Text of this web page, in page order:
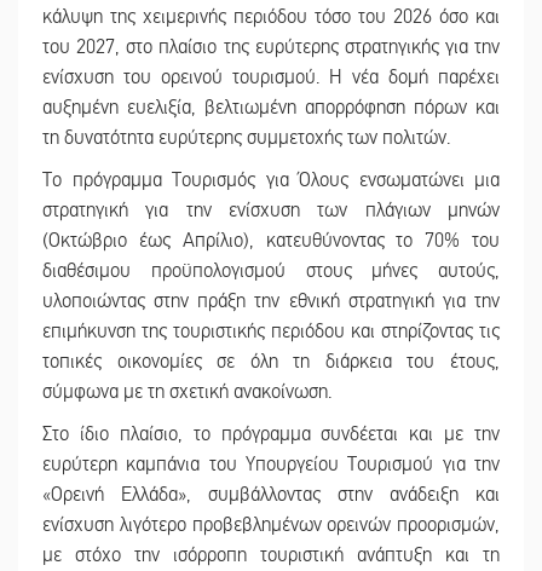
κάλυψη της χειμερινής περιόδου τόσο του 2026 όσο και
του 2027, στο πλαίσιο της ευρύτερης στρατηγικής για την
ενίσχυση του ορεινού τουρισμού. Η νέα δομή παρέχει
αυξημένη ευελιξία, βελτιωμένη απορρόφηση πόρων και
τη δυνατότητα ευρύτερης συμμετοχής των πολιτών.
Το πρόγραμμα Τουρισμός για Όλους ενσωματώνει μια
στρατηγική για την ενίσχυση των πλάγιων μηνών
(Οκτώβριο έως Απρίλιο), κατευθύνοντας το 70% του
διαθέσιμου προϋπολογισμού στους μήνες αυτούς,
υλοποιώντας στην πράξη την εθνική στρατηγική για την
επιμήκυνση της τουριστικής περιόδου και στηρίζοντας τις
τοπικές οικονομίες σε όλη τη διάρκεια του έτους,
σύμφωνα με τη σχετική ανακοίνωση.
Στο ίδιο πλαίσιο, το πρόγραμμα συνδέεται και με την
ευρύτερη καμπάνια του Υπουργείου Τουρισμού για την
«Ορεινή Ελλάδα», συμβάλλοντας στην ανάδειξη και
ενίσχυση λιγότερο προβεβλημένων ορεινών προορισμών,
με στόχο την ισόρροπη τουριστική ανάπτυξη και τη